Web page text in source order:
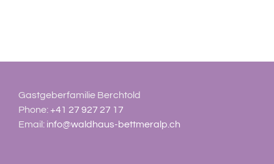
Gastgeberfamilie Berchtold
Phone:+41 27 927 27 17
Email: info@waldhaus-bettmeralp.ch